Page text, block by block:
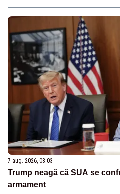
7 aug. 2026, 08:03
Trump neagă că SUA se
armament